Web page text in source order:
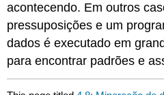
acontecendo. Em outros
pressuposições e um
dados é executado em
para encontrar padrões e